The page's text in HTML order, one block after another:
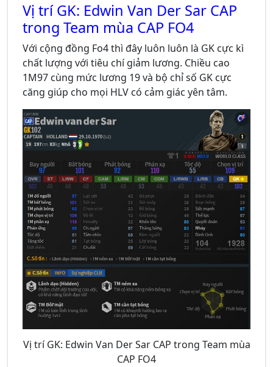
Vị trí GK: Edwin Van Der Sar CAP
trong Team mùa CAP FO4
Với cộng đồng Fo4 thì đây luôn luôn là GK cực kì
chất lượng với tiêu chí giảm lương. Chiều cao
1M97 cùng mức lương 19 và bộ chỉ số GK cực
căng giúp cho mọi HLV có cảm giác yên tâm.
Vị trí GK: Edwin Van Der Sar CAP trong Team mùa
CAP FO4